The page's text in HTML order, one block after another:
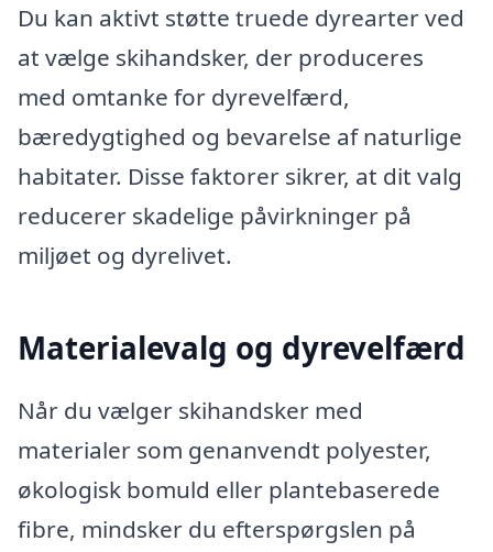
Du kan aktivt støtte truede dyrearter ved
at vælge skihandsker, der produceres
med omtanke for dyrevelfærd,
bæredygtighed og bevarelse af naturlige
habitater. Disse faktorer sikrer, at dit valg
reducerer skadelige påvirkninger på
miljøet og dyrelivet.
Materialevalg og dyrevelfærd
Når du vælger skihandsker med
materialer som genanvendt polyester,
økologisk bomuld eller plantebaserede
fibre, mindsker du efterspørgslen på